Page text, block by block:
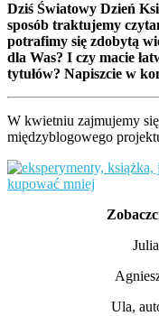
Dziś Światowy Dzień
sposób traktujemy
potrafimy się zdobytą
dla Was? I czy macie
tytułów? Napiszcie w
W kwietniu zajmujemy
międzyblogowego
Ula,